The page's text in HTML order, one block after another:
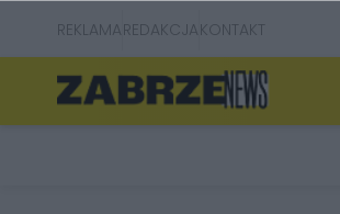
REKLAMAREDAKCJAKONTAKT